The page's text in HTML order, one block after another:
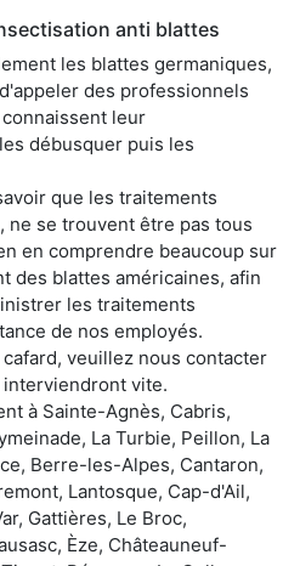
anti blattes
les blattes germaniques,
des professionnels
leur
débusquer puis les
que les traitements
ne se trouvent être pas tous
en comprendre beaucoup sur
des blattes américaines, afin
les traitements
de nos employés.
veuillez nous contacter
vite.
à Sainte-Agnès, Cabris,
La Turbie, Peillon, La
Berre-les-Alpes, Cantaron,
Lantosque, Cap-d'Ail,
Gattières, Le Broc,
Èze, Châteauneuf-